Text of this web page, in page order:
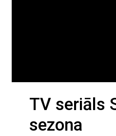
TV seriāls
sezona